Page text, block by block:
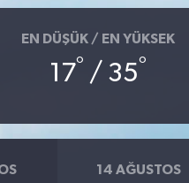
EN DÜŞÜK / EN YÜKSEK
17° / 35°
14 AĞUSTOS